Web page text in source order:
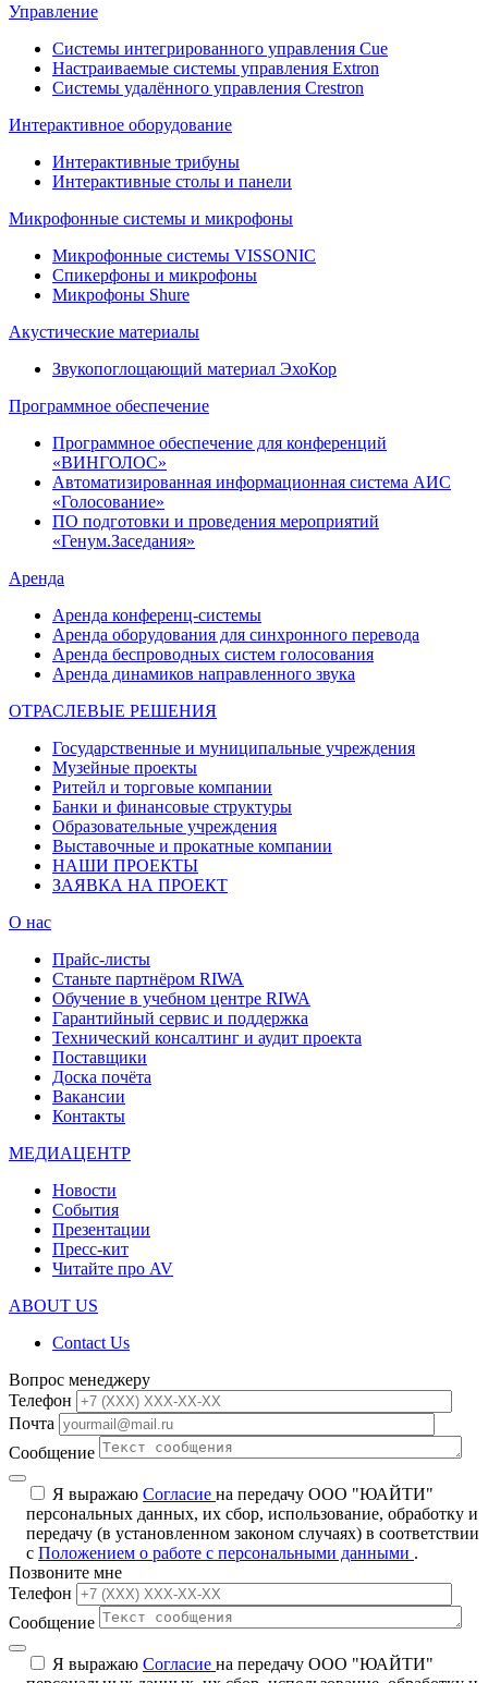
Управление
Системы интегрированного управления Cue
Настраиваемые системы управления Extron
Системы удалённого управления Crestron
Интерактивное оборудование
Интерактивные трибуны
Интерактивные столы и панели
Микрофонные системы и микрофоны
Микрофонные системы VISSONIC
Спикерфоны и микрофоны
Микрофоны Shure
Акустические материалы
Звукопоглощающий материал ЭхоКор
Программное обеспечение
Программное обеспечение для конференций
«ВИНГОЛОС»
Автоматизированная информационная система АИС
«Голосование»
ПО подготовки и проведения мероприятий
«Генум.Заседания»
Аренда
Аренда конференц-системы
Аренда оборудования для синхронного перевода
Аренда беспроводных систем голосования
Аренда динамиков направленного звука
ОТРАСЛЕВЫЕ РЕШЕНИЯ
Государственные и муниципальные учреждения
Музейные проекты
Ритейл и торговые компании
Банки и финансовые структуры
Образовательные учреждения
Выставочные и прокатные компании
НАШИ ПРОЕКТЫ
ЗАЯВКА НА ПРОЕКТ
О нас
Прайс-листы
Станьте партнёром RIWA
Обучение в учебном центре RIWA
Гарантийный сервис и поддержка
Технический консалтинг и аудит проекта
Поставщики
Доска почёта
Вакансии
Контакты
МЕДИАЦЕНТР
Новости
События
Презентации
Пресс-кит
Читайте про AV
ABOUT US
Contact Us
Вопрос менеджеру
Телефон
Почта
Сообщение
Я выражаю Согласие на передачу ООО "ЮАЙТИ"
персональных данных, их сбор, использование, обработку и
передачу (в установленном законом случаях) в соответствии
с Положением о работе с персональными данными .
Позвоните мне
Телефон
Сообщение
Я выражаю Согласие на передачу ООО "ЮАЙТИ"